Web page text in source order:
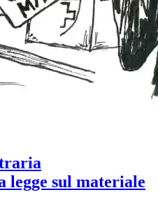
legge sul materiale